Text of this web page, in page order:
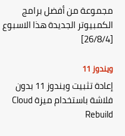
مجموعة من أفضل برامج
الكمبيوتر الجديدة هذا الاسبوع
[26/8/4]
ويندوز 11
إعادة تثبيت ويندوز 11 بدون
فلاشة باستخدام ميزة Cloud
Rebuild